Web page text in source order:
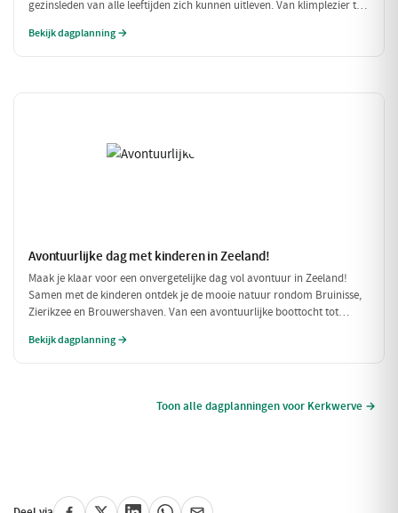
gezinsleden van alle leeftijden zich kunnen uitleven. Van klimplezier tot
Bekijk dagplanning →
Avontuurlijke dag met kinderen in Zeeland!
Maak je klaar voor een onvergetelijke dag vol avontuur in Zeeland!
Samen met de kinderen ontdek je de mooie natuur rondom Bruinisse,
Zierikzee en Brouwershaven. Van een avontuurlijke boottocht tot
samen willen genieten.
Bekijk dagplanning →
Toon alle dagplanningen voor Kerkwerve →